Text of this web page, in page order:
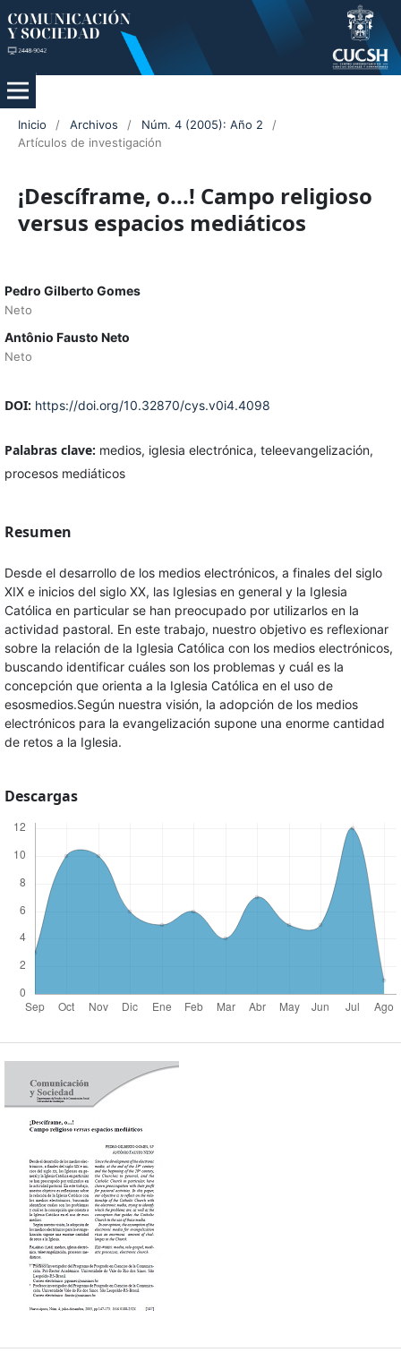
Inicio / Archivos / Núm. 4 (2005): Año 2
/
Artículos de investigación
¡Descíframe, o...! Campo religioso
versus espacios mediáticos
Pedro Gilberto Gomes
Neto
Antônio Fausto Neto
Neto
DOI: https://doi.org/10.32870/cys.v0i4.4098
Palabras clave: medios, iglesia electrónica, teleevangelización,
procesos mediáticos
Resumen
Desde el desarrollo de los medios electrónicos, a finales del siglo
XIX e inicios del siglo XX, las Iglesias en general y la Iglesia
Católica en particular se han preocupado por utilizarlos en la
actividad pastoral. En este trabajo, nuestro objetivo es reflexionar
sobre la relación de la Iglesia Católica con los medios electrónicos,
buscando identificar cuáles son los problemas y cuál es la
concepción que orienta a la Iglesia Católica en el uso de
esosmedios.Según nuestra visión, la adopción de los medios
electrónicos para la evangelización supone una enorme cantidad
de retos a la Iglesia.
Descargas